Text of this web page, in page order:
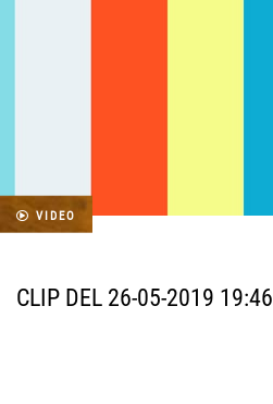
VIDEO
CLIP DEL 26-05-2019 19:46